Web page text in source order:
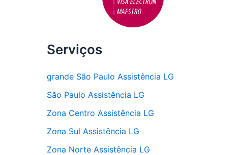
Serviços
grande São Paulo Assistência LG
São Paulo Assistência LG
Zona Centro Assistência LG
Zona Sul Assistência LG
Zona Norte Assistência LG